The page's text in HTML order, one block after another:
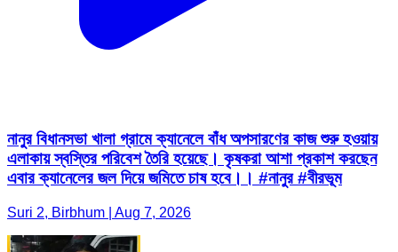
নানুর বিধানসভা খালা গ্রামে ক্যানেলে বাঁধ অপসারণের কাজ শুরু হওয়ায়
এলাকায় স্বস্তির পরিবেশ তৈরি হয়েছে। কৃষকরা আশা প্রকাশ করছেন
এবার ক্যানেলের জল দিয়ে জমিতে চাষ হবে।। #নানুর #বীরভূম
Suri 2, Birbhum | Aug 7, 2026